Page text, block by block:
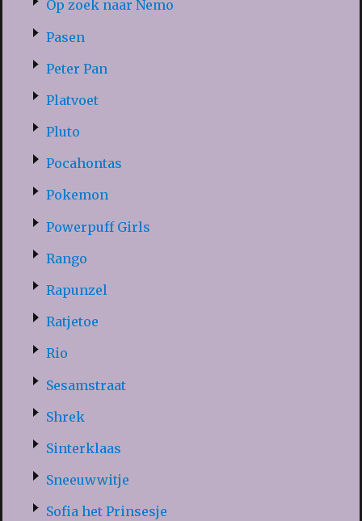
Op zoek naar Nemo
Pasen
Peter Pan
Platvoet
Pluto
Pocahontas
Pokemon
Powerpuff Girls
Rango
Rapunzel
Ratjetoe
Rio
Sesamstraat
Shrek
Sinterklaas
Sneeuwwitje
Sofia het Prinsesje